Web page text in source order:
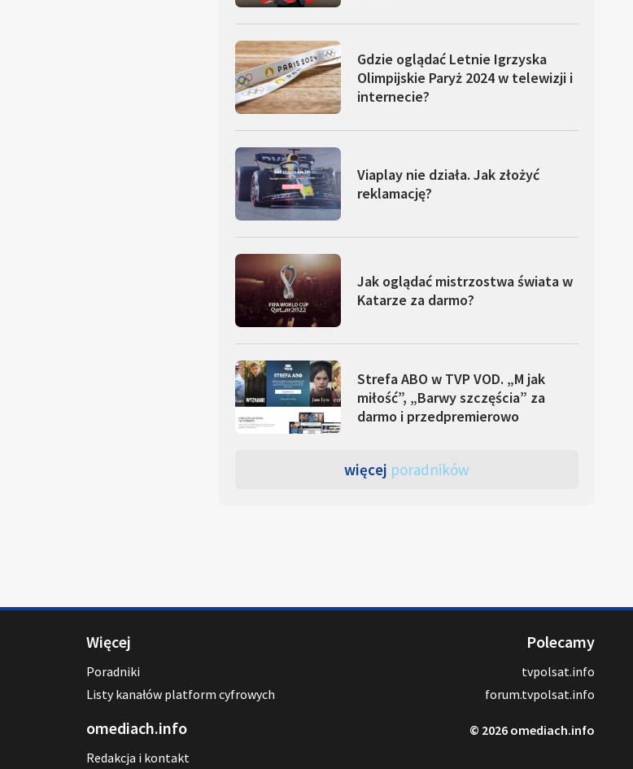
Gdzie oglądać Letnie Igrzyska
Olimpijskie Paryż 2024 w telewizji i
internecie?
Viaplay nie działa. Jak złożyć
reklamację?
Jak oglądać mistrzostwa świata w
Katarze za darmo?
Strefa ABO w TVP VOD. „M jak
miłość”, „Barwy szczęścia” za
darmo i przedpremierowo
więcej poradników
Więcej
Poradniki
Listy kanałów platform cyfrowych
omediach.info
Redakcja i kontakt
Polecamy
tvpolsat.info
forum.tvpolsat.info
© 2026 omediach.info